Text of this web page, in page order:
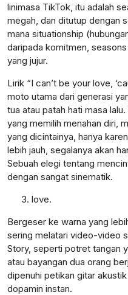
linimasa TikTok, itu adalah
megah, dan ditutup dengan
mana situationship
daripada komitmen,
yang jujur.
Lirik “I can’t be your love,
moto utama dari generasi
tua atau patah hati masa
yang memilih menahan diri,
yang dicintainya, hanya
lebih jauh, segalanya akan
Sebuah elegi tentang
dengan sangat sinematik.
love.
Bergeser ke warna yang
sering melatari video-video
Story, seperti potret tangan
atau bayangan dua orang
dipenuhi petikan gitar
dopamin instan.